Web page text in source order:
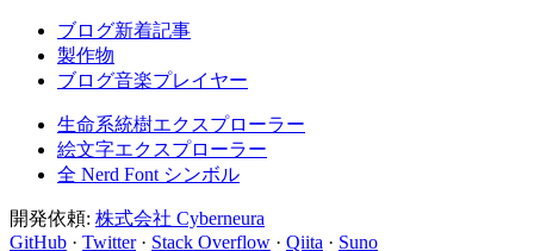
ブログ新着記事
製作物
ブログ音楽プレイヤー
生命系統樹エクスプローラー
絵文字エクスプローラー
全 Nerd Font シンボル
開発依頼: 株式会社 Cyberneura
GitHub · Twitter · Stack Overflow · Qiita · Suno